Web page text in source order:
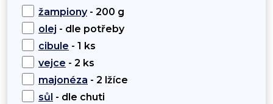
žampiony- 200 g
olej - dle potřeby
cibule - 1 ks
vejce - 2 ks
majonéza - 2 lžíce
sůl - dle chuti